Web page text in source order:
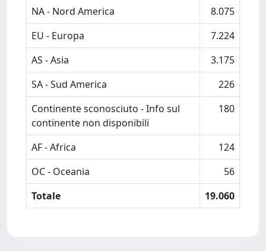
NA - Nord America
8.075
EU - Europa
7.224
AS - Asia
3.175
SA - Sud America
226
Continente sconosciuto - Info sul
continente non disponibili
180
AF - Africa
124
OC - Oceania
56
Totale
19.060